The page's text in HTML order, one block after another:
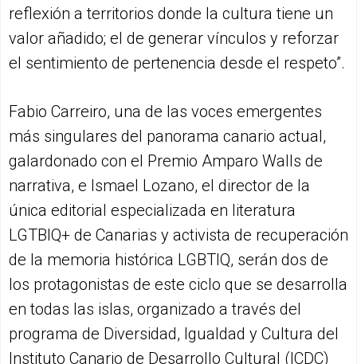
reflexión a territorios donde la cultura tiene un
valor añadido; el de generar vínculos y reforzar
el sentimiento de pertenencia desde el respeto”.
Fabio Carreiro, una de las voces emergentes
más singulares del panorama canario actual,
galardonado con el Premio Amparo Walls de
narrativa, e Ismael Lozano, el director de la
única editorial especializada en literatura
LGTBIQ+ de Canarias y activista de recuperación
de la memoria histórica LGBTIQ, serán dos de
los protagonistas de este ciclo que se desarrolla
en todas las islas, organizado a través del
programa de Diversidad, Igualdad y Cultura del
Instituto Canario de Desarrollo Cultural (ICDC)